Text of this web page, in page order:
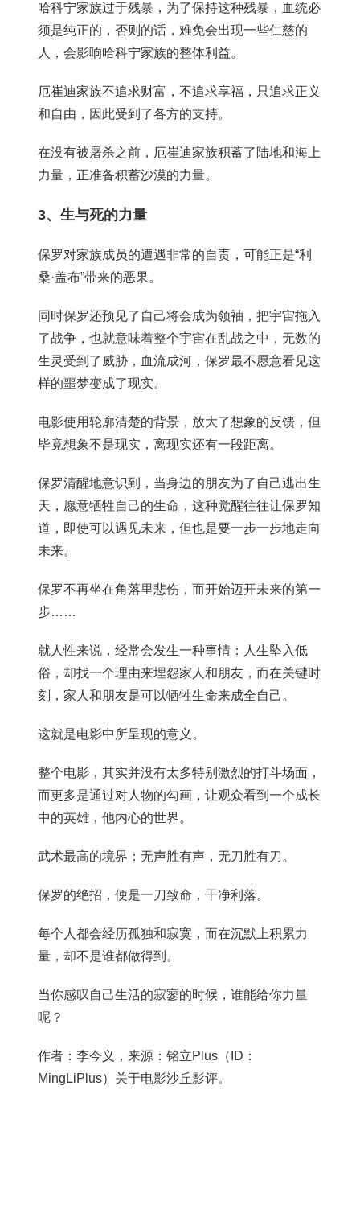
哈科宁家族过于残暴，为了保持这种残暴，血统必
须是纯正的，否则的话，难免会出现一些仁慈的
人，会影响哈科宁家族的整体利益。
厄崔迪家族不追求财富，不追求享福，只追求正义
和自由，因此受到了各方的支持。
在没有被屠杀之前，厄崔迪家族积蓄了陆地和海上
力量，正准备积蓄沙漠的力量。
3、生与死的力量
保罗对家族成员的遭遇非常的自责，可能正是“利
桑·盖布”带来的恶果。
同时保罗还预见了自己将会成为领袖，把宇宙拖入
了战争，也就意味着整个宇宙在乱战之中，无数的
生灵受到了威胁，血流成河，保罗最不愿意看见这
样的噩梦变成了现实。
电影使用轮廓清楚的背景，放大了想象的反馈，但
毕竟想象不是现实，离现实还有一段距离。
保罗清醒地意识到，当身边的朋友为了自己逃出生
天，愿意牺牲自己的生命，这种觉醒往往让保罗知
道，即使可以遇见未来，但也是要一步一步地走向
未来。
保罗不再坐在角落里悲伤，而开始迈开未来的第一
步……
就人性来说，经常会发生一种事情：人生坠入低
俗，却找一个理由来埋怨家人和朋友，而在关键时
刻，家人和朋友是可以牺牲生命来成全自己。
这就是电影中所呈现的意义。
整个电影，其实并没有太多特别激烈的打斗场面，
而更多是通过对人物的勾画，让观众看到一个成长
中的英雄，他内心的世界。
武术最高的境界：无声胜有声，无刀胜有刀。
保罗的绝招，便是一刀致命，干净利落。
每个人都会经历孤独和寂寞，而在沉默上积累力
量，却不是谁都做得到。
当你感叹自己生活的寂寥的时候，谁能给你力量
呢？
作者：李今义，来源：铭立Plus（ID：
MingLiPlus）关于电影沙丘影评。